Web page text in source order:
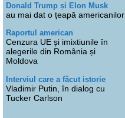
Donald Trump și Elon Musk
au mai dat o țeapă americanilor
Raportul american
Cenzura UE și imixtiunile în
alegerile din România și
Moldova
Interviul care a făcut istorie
Vladimir Putin, în dialog cu
Tucker Carlson